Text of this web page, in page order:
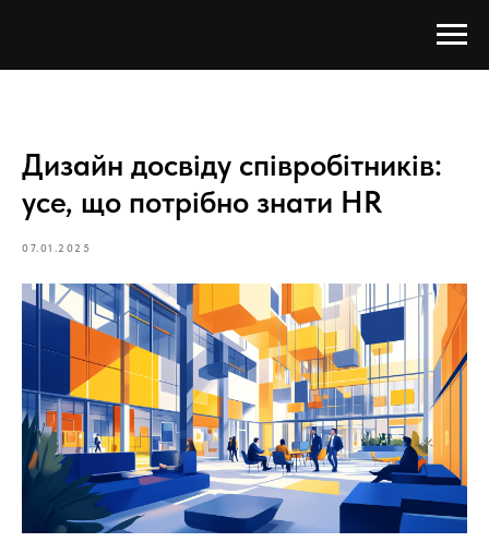
Дизайн досвіду співробітників:
усе, що потрібно знати HR
07.01.2025